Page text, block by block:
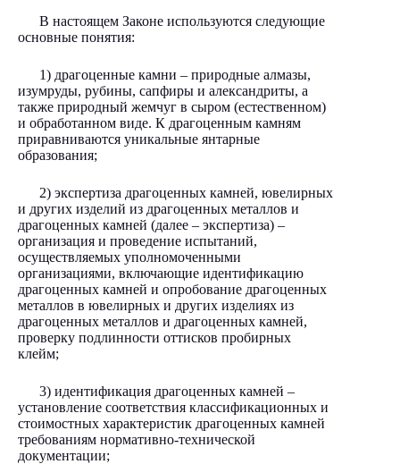
В настоящем Законе используются следующие
основные понятия:
1) драгоценные камни – природные алмазы,
изумруды, рубины, сапфиры и александриты, а
также природный жемчуг в сыром (естественном)
и обработанном виде. К драгоценным камням
приравниваются уникальные янтарные
образования;
2) экспертиза драгоценных камней, ювелирных
и других изделий из драгоценных металлов и
драгоценных камней (далее – экспертиза) –
организация и проведение испытаний,
осуществляемых уполномоченными
организациями, включающие идентификацию
драгоценных камней и опробование драгоценных
металлов в ювелирных и других изделиях из
драгоценных металлов и драгоценных камней,
проверку подлинности оттисков пробирных
клейм;
3) идентификация драгоценных камней –
установление соответствия классификационных и
стоимостных характеристик драгоценных камней
требованиям нормативно-технической
документации;